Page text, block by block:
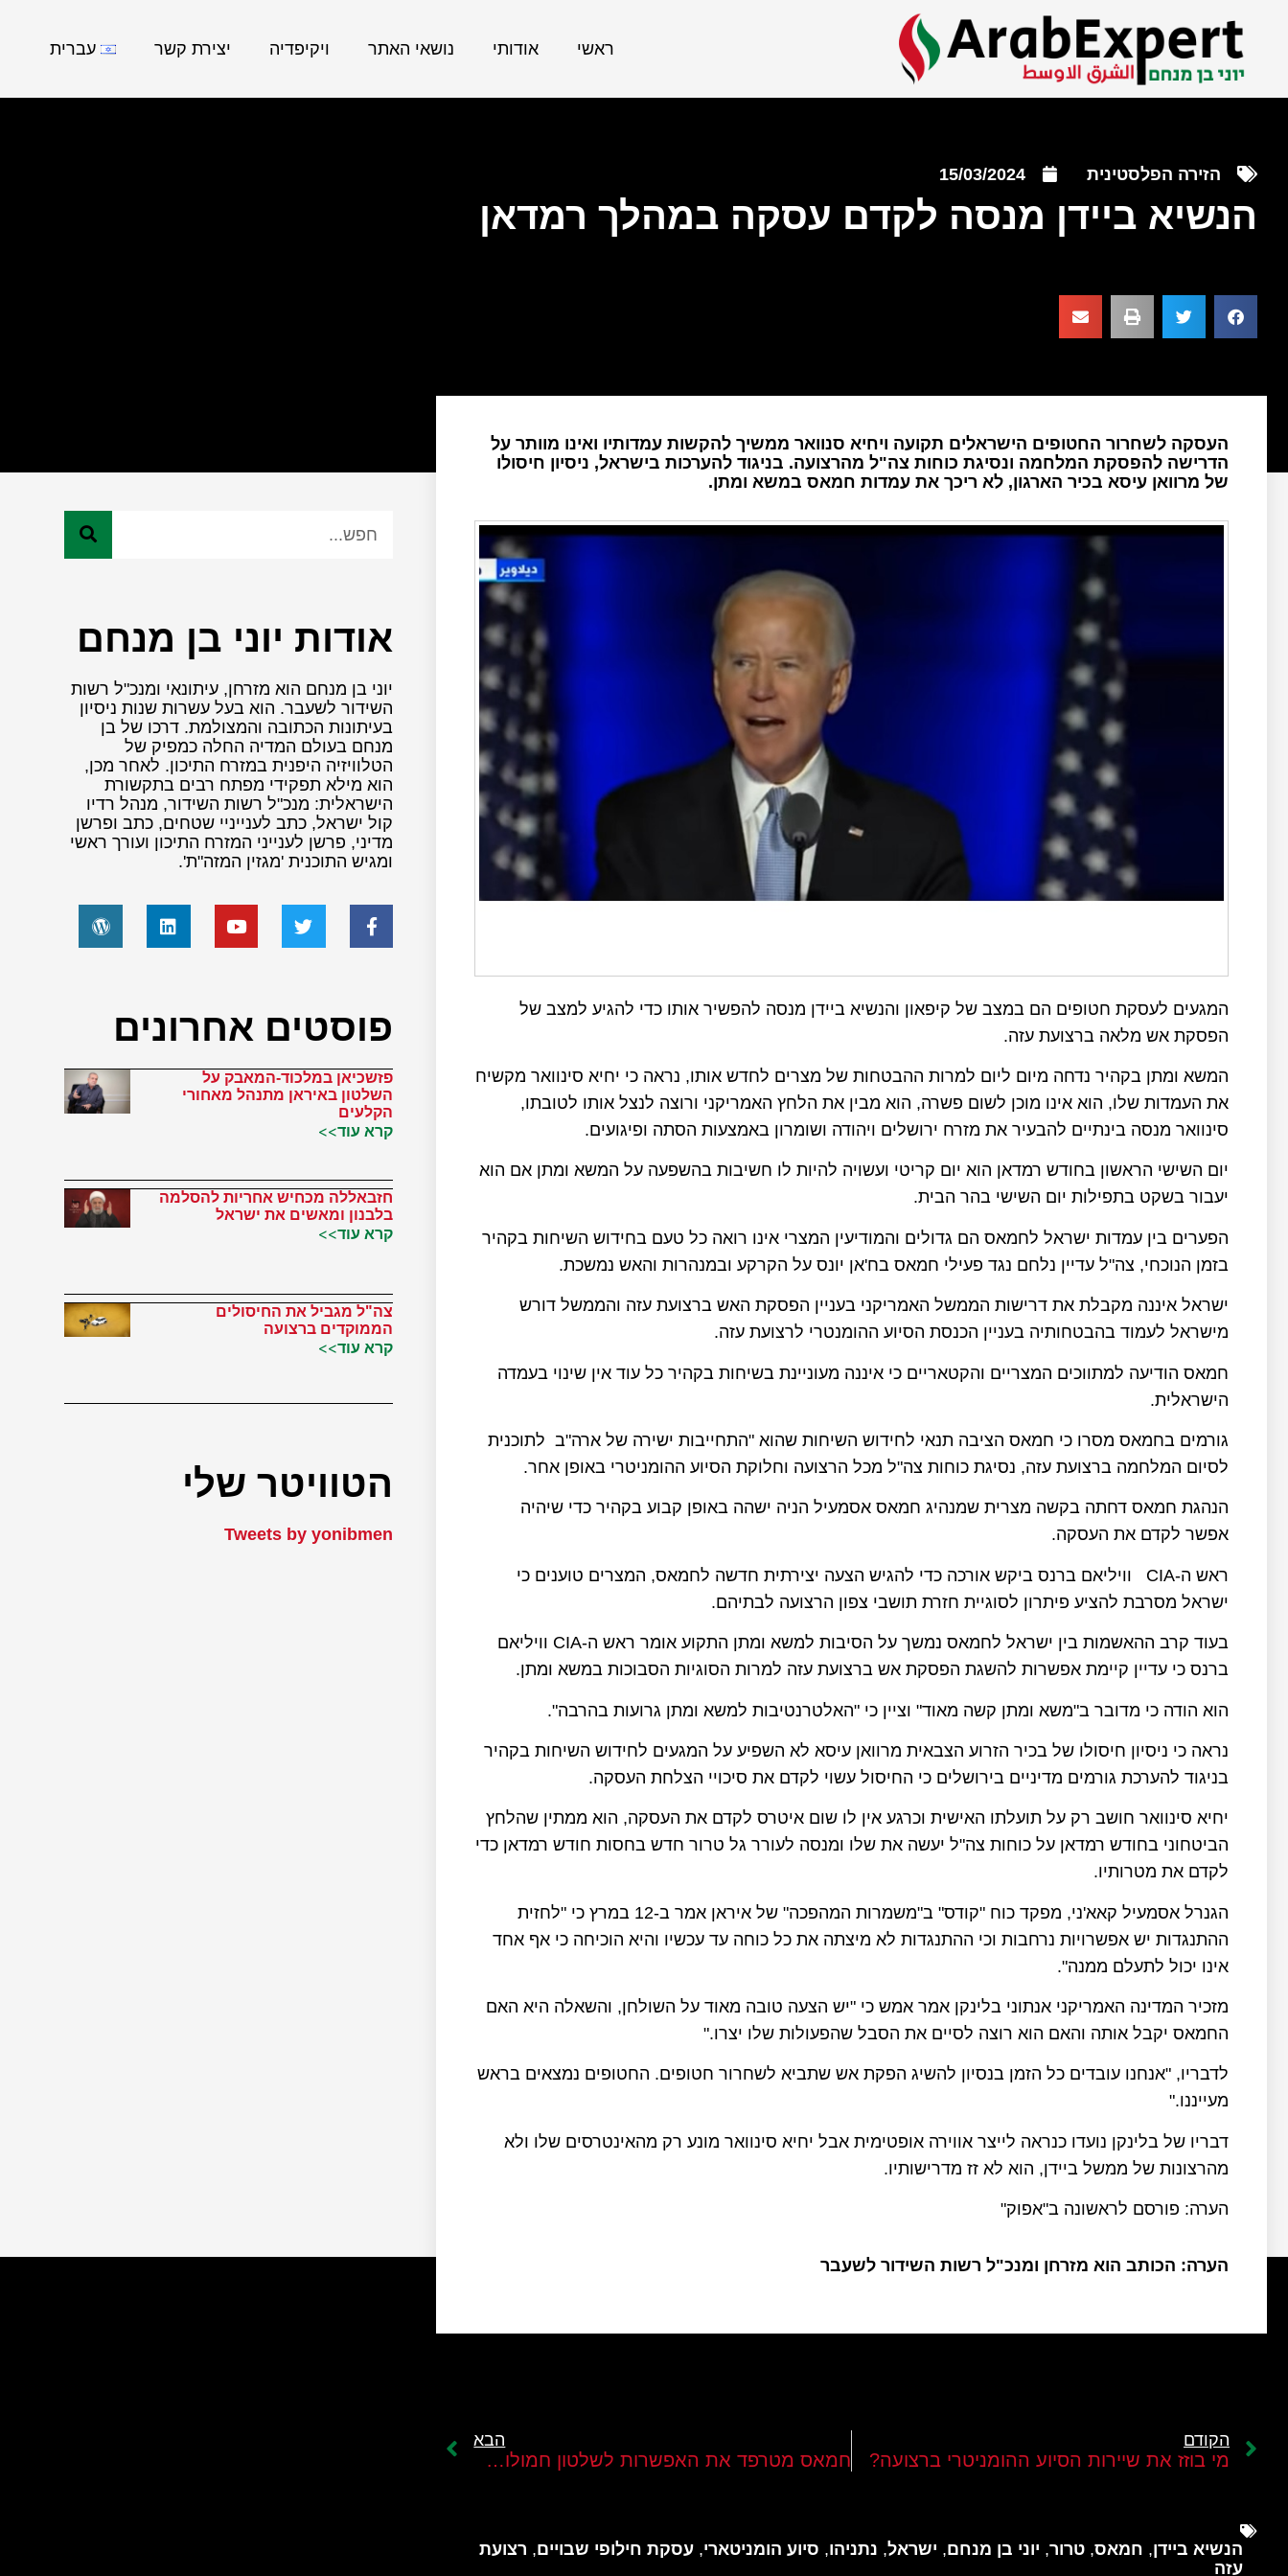
ראשי אודותי נושאי האתר ויקיפדיה יצירת קשר עברית
הזירה הפלסטינית 15/03/2024
הנשיא ביידן מנסה לקדם עסקה במהלך רמדאן
העסקה לשחרור החטופים הישראלים תקועה ויחיא סנוואר ממשיך להקשות עמדותיו ואינו מוותר על
הדרישה להפסקת המלחמה ונסיגת כוחות צה"ל מהרצועה. בניגוד להערכות בישראל, ניסיון חיסולו
של מרוואן עיסא בכיר הארגון, לא ריכך את עמדות חמאס במשא ומתן.
המגעים לעסקת חטופים הם במצב של קיפאון והנשיא ביידן מנסה להפשיר אותו כדי להגיע למצב של
הפסקת אש מלאה ברצועת עזה.
המשא ומתן בקהיר נדחה מיום ליום למרות ההבטחות של מצרים לחדש אותו, נראה כי יחיא סינוואר מקשיח
את העמדות שלו, הוא אינו מוכן לשום פשרה, הוא מבין את הלחץ האמריקני ורוצה לנצל אותו לטובתו,
סינוואר מנסה בינתיים להבעיר את מזרח ירושלים ויהודה ושומרון באמצעות הסתה ופיגועים.
יום השישי הראשון בחודש רמדאן הוא יום קריטי ועשויה להיות לו חשיבות בהשפעה על המשא ומתן אם הוא
יעבור בשקט בתפילות יום השישי בהר הבית.
הפערים בין עמדות ישראל לחמאס הם גדולים והמודיעין המצרי אינו רואה כל טעם בחידוש השיחות בקהיר
בזמן הנוכחי, צה"ל עדיין נלחם נגד פעילי חמאס בח'אן יונס על הקרקע ובמנהרות והאש נמשכת.
ישראל איננה מקבלת את דרישות הממשל האמריקני בעניין הפסקת האש ברצועת עזה והממשל דורש
מישראל לעמוד בהבטחותיה בעניין הכנסת הסיוע ההומנטרי לרצועת עזה.
חמאס הודיעה למתווכים המצריים והקטאריים כי איננה מעוניינת בשיחות בקהיר כל עוד אין שינוי בעמדה
הישראלית.
גורמים בחמאס מסרו כי חמאס הציבה תנאי לחידוש השיחות שהוא "התחייבות ישירה של ארה"ב לתוכנית
לסיום המלחמה ברצועת עזה, נסיגת כוחות צה"ל מכל הרצועה וחלוקת הסיוע ההומניטרי באופן אחר.
הנהגת חמאס דחתה בקשה מצרית שמנהיג חמאס אסמעיל הניה ישהה באופן קבוע בקהיר כדי שיהיה
אפשר לקדם את העסקה.
ראש ה-CIA וויליאם ברנס ביקש אורכה כדי להגיש הצעה יצירתית חדשה לחמאס, המצרים טוענים כי
ישראל מסרבת להציע פיתרון לסוגיית חזרת תושבי צפון הרצועה לבתיהם.
בעוד קרב ההאשמות בין ישראל לחמאס נמשך על הסיבות למשא ומתן התקוע אומר ראש ה-CIA וויליאם
ברנס כי עדיין קיימת אפשרות להשגת הפסקת אש ברצועת עזה למרות הסוגיות הסבוכות במשא ומתן.
הוא הודה כי מדובר ב"משא ומתן קשה מאוד" וציין כי "האלטרנטיבות למשא ומתן גרועות בהרבה".
נראה כי ניסיון חיסולו של בכיר הזרוע הצבאית מרוואן עיסא לא השפיע על המגעים לחידוש השיחות בקהיר
בניגוד להערכת גורמים מדיניים בירושלים כי החיסול עשוי לקדם את סיכויי הצלחת העסקה.
יחיא סינוואר חושב רק על תועלתו האישית וכרגע אין לו שום איטרס לקדם את העסקה, הוא ממתין שהלחץ
הביטחוני בחודש רמדאן על כוחות צה"ל יעשה את שלו ומנסה לעורר גל טרור חדש בחסות חודש רמדאן כדי
לקדם את מטרותיו.
הגנרל אסמעיל קאא'ני, מפקד כוח "קודס" ב"משמרות המהפכה" של איראן אמר ב-12 במרץ כי "לחזית
ההתנגדות יש אפשרויות נרחבות וכי ההתנגדות לא מיצתה את כל כוחה עד עכשיו והיא הוכיחה כי אף אחד
אינו יכול לתעלם ממנה".
מזכיר המדינה האמריקני אנתוני בלינקן אמר אמש כי "יש הצעה טובה מאוד על השולחן, והשאלה היא האם
החמאס יקבל אותה והאם הוא רוצה לסיים את הסבל שהפעולות שלו יצרו."
לדבריו, "אנחנו עובדים כל הזמן בנסיון להשיג הפקת אש שתביא לשחרור חטופים. החטופים נמצאים בראש
מעייננו."
דבריו של בלינקן נועדו כנראה לייצר אווירה אופטימית אבל יחיא סינוואר מונע רק מהאינטרסים שלו ולא
מהרצונות של ממשל ביידן, הוא לא זז מדרישותיו.
הערה: פורסם לראשונה ב"אפוק"
הערה: הכותב הוא מזרחן ומנכ"ל רשות השידור לשעבר
אודות יוני בן מנחם
יוני בן מנחם הוא מזרחן, עיתונאי ומנכ"ל רשות
השידור לשעבר. הוא בעל עשרות שנות ניסיון
בעיתונות הכתובה והמצולמת. דרכו של בן
מנחם בעולם המדיה החלה כמפיק של
הטלוויזיה היפנית במזרח התיכון. לאחר מכן,
הוא מילא תפקידי מפתח רבים בתקשורת
הישראלית: מנכ"ל רשות השידור, מנהל רדיו
קול ישראל, כתב לענייניי שטחים, כתב ופרשן
מדיני, פרשן לענייני המזרח התיכון ועורך ראשי
ומגיש התוכנית 'מגזין המזה"ת'.
פוסטים אחרונים
פזשכיאן במלכוד-המאבק על
השלטון באיראן מתנהל מאחורי
הקלעים
קרא עוד>>
חזבאללה מכחיש אחריות להסלמה
בלבנון ומאשים את ישראל
קרא עוד>>
צה"ל מגביל את החיסולים
הממוקדים ברצועה
קרא עוד>>
הטוויטר שלי
Tweets by yonibmen
הקודם
מי בוזז את שיירות הסיוע ההומניטרי ברצועה?
הבא
חמאס מטרפד את האפשרות לשלטון חמולות ברצועה
הנשיא ביידן, חמאס, טרור, יוני בן מנחם, ישראל, נתניהו, סיוע הומניטארי, עסקת חילופי שבויים, רצועת
עזה